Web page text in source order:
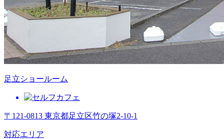
足立ショールーム
〒121-0813 東京都足立区竹の塚2-10-1
対応エリア